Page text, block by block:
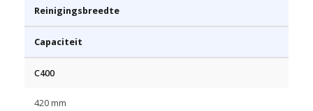
Reinigingsbreedte
Capaciteit
C400
420 mm